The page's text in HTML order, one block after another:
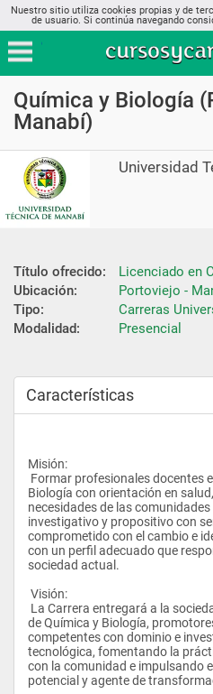
Nuestro sitio utiliza cookies propias y de
de usuario. Si continúa navegando
Química y Biología
Manabí)
Universidad
Título ofrecido:
Licenciado en
Ubicación:
Portoviejo -
Tipo:
Carreras
Modalidad:
Presencial
Características
Misión:
Biología con orientación en
necesidades de las
investigativo y propositivo con
comprometido con el cambio e
con un perfil adecuado que
sociedad actual.
Visión:
de Química y Biología,
competentes con dominio e
tecnológica, fomentando la
con la comunidad e impulsando
potencial y agente de